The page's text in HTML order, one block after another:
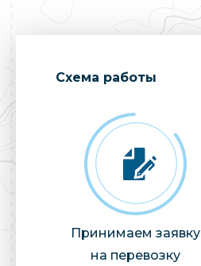
Cхема работы
Принимаем заявку
на перевозку